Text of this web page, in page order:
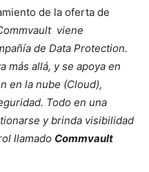
de la oferta de
viene
de Data Protection.
más allá, y se apoya en
en la nube (Cloud),
Todo en una
y brinda visibilidad
llamado Commvault